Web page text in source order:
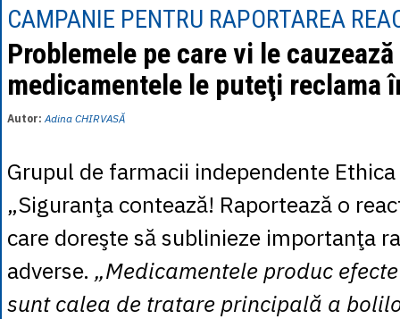
1 DKK = 0.6668
1 EGP= 0.0860
= 1.2223
1 INR= 0.0513
1 JPY
= 3.0556
1 KRW = 0.3047
1 PLN
= 1.1646
1 RUB
= 0.0530
1 TRY= 0.1141
= 0.1048
1 XDR = 5.9383
= 0.2318
CAMPANIE PENTRU RAPORTAREA
Problemele pe care vi le cauzează
medicamentele le puteţi reclama
Autor:Adina CHIRVASĂ
Grupul de farmacii independente
„Siguranţa contează! Raportează o
care doreşte să sublinieze importanţa
adverse. „Medicamentele produc
sunt calea de tratare principală a